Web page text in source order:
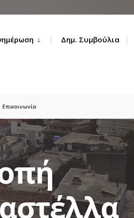
Δημ. Συμβούλια
Επικοινωνία